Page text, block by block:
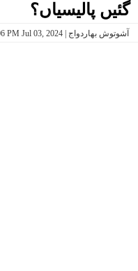
گئیں پالیسیاں؟
04:06 PM Jul 03, 2024 | آشوتوش بھاردواج